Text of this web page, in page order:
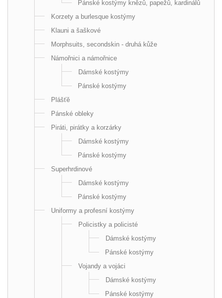
Pánské kostýmy knězů, papežů, kardinálů
Korzety a burlesque kostýmy
Klauni a šaškové
Morphsuits, secondskin - druhá kůže
Námořnici a námořnice
Dámské kostýmy
Pánské kostýmy
Plášťě
Pánské obleky
Piráti, pirátky a korzárky
Dámské kostýmy
Pánské kostýmy
Superhrdinové
Dámské kostýmy
Pánské kostýmy
Uniformy a profesní kostýmy
Policistky a policisté
Dámské kostýmy
Pánské kostýmy
Vojandy a vojáci
Dámské kostýmy
Pánské kostýmy